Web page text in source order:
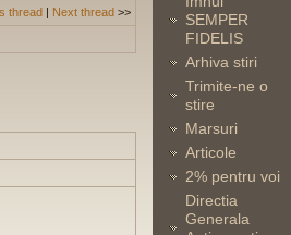
thread | Next thread >>
SEMPER
FIDELIS
Arhiva stiri
Trimite-ne o
stire
Marsuri
Articole
2% pentru voi
Directia
Generala